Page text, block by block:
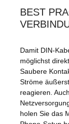
BEST
Damit DIN-
möglichst
Saubere
Ströme
reagieren.
holen Sie das